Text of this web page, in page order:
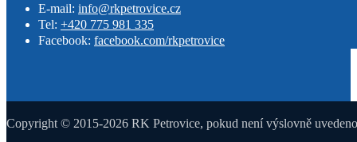
E-mail: info@rkpetrovice.cz
Tel: +420 775 981 335
Facebook: facebook.com/rkpetrovice
Copyright © 2015-2026 RK Petrovice, pokud není výslovně